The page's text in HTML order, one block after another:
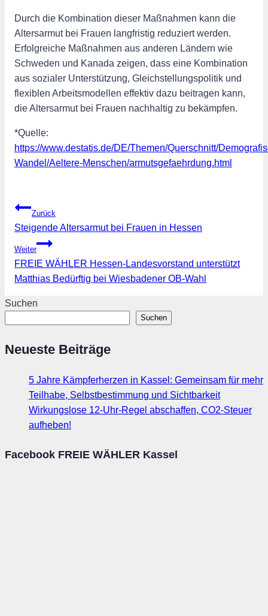
Durch die Kombination dieser Maßnahmen kann die
Altersarmut bei Frauen langfristig reduziert werden.
Erfolgreiche Maßnahmen aus anderen Ländern wie
Schweden und Kanada zeigen, dass eine Kombination
aus sozialer Unterstützung, Gleichstellungspolitik und
flexiblen Arbeitsmodellen effektiv dazu beitragen kann,
die Altersarmut bei Frauen nachhaltig zu bekämpfen.
*Quelle:
https://www.destatis.de/DE/Themen/Querschnitt/
Wandel/Aeltere-Menschen/armutsgefaehrdung.html
Beitragsnavigation
Zurück
Steigende Altersarmut bei Frauen in Hessen
Weiter
FREIE WÄHLER Hessen-Landesvorstand unterstützt
Matthias Bedürftig bei Wiesbadener OB-Wahl
Suchen
Suchen
Neueste Beiträge
5 Jahre Kämpferherzen in Kassel: Gemeinsam für mehr
Teilhabe, Selbstbestimmung und Sichtbarkeit
Wirkungslose 12-Uhr-Regel abschaffen, CO2-Steuer
aufheben!
Facebook FREIE WÄHLER Kassel